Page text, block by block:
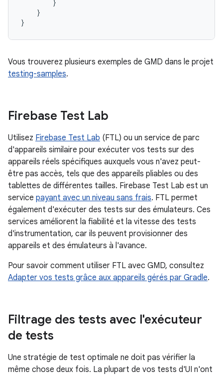
}
}
}
Vous trouverez plusieurs exemples de GMD dans le projet
testing-samples.
Firebase Test Lab
Utilisez Firebase Test Lab (FTL) ou un service de parc
d'appareils similaire pour exécuter vos tests sur des
appareils réels spécifiques auxquels vous n'avez peut-
être pas accès, tels que des appareils pliables ou des
tablettes de différentes tailles. Firebase Test Lab est un
service payant avec un niveau sans frais. FTL permet
également d'exécuter des tests sur des émulateurs. Ces
services améliorent la fiabilité et la vitesse des tests
d'instrumentation, car ils peuvent provisionner des
appareils et des émulateurs à l'avance.
Pour savoir comment utiliser FTL avec GMD, consultez
Adapter vos tests grâce aux appareils gérés par Gradle.
Filtrage des tests avec l'exécuteur
de tests
Une stratégie de test optimale ne doit pas vérifier la
même chose deux fois. La plupart de vos tests d'UI n'ont